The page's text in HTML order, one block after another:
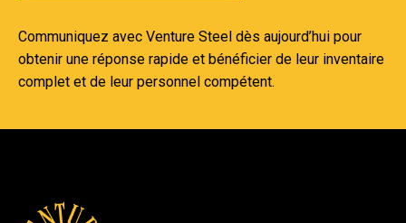
Communiquez avec Venture Steel dès aujourd’hui pour
obtenir une réponse rapide et bénéficier de leur inventaire
complet et de leur personnel compétent.